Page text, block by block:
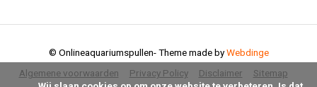
Algemene voorwaarden Privacy Policy Disclaimer Sitemap
© Onlineaquariumspullen- Theme made byWebdinge